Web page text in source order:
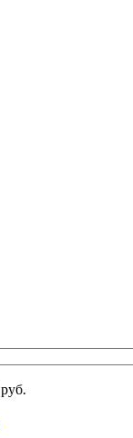
руб.